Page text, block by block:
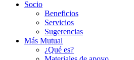
Socio
Beneficios
Servicios
Sugerencias
Más Mutual
¿Qué es?